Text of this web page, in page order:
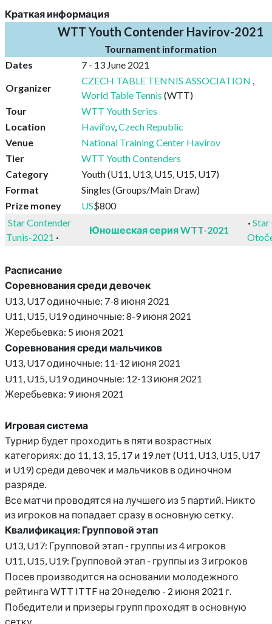
Краткая информация
WTT Youth Contender Havirov-2021
Tournament information
Dates
7 - 13 June 2021
Organizer
CZECH TABLE TENNIS ASSOCIATION ,
World Table Tennis (WTT)
Tour
WTT Youth Series
Location
Havířov,Czech Republic
Venue
National Training Center Havirov
Tier
WTT Youth Contenders
Category
Youth (U11, U13, U15, U15, U17)
Format
Singles (Groups/Main Draw)
Prize money
US$800
Star Contender
Tunis-2021 ·
Юношеская серия WTT-2021
· Star
Расписание
Соревнования среди девочек
U13, U17 одиночные: 7-8 июня 2021
U11, U15, U19 одиночные: 8-9 июня 2021
Жеребьевка: 5 июня 2021
Соревнования среди мальчиков
U13, U17 одиночные: 11-12 июня 2021
U11, U15, U19 одиночные: 12-13 июня 2021
Жеребьевка: 9 июня 2021
Игровая система
Турнир будет проходить в пяти возрастных
категориях: до 11, 13, 15, 17 и 19 лет (U11, U13, U15, U17
и U19) среди девочек и мальчиков в одиночном
разряде.
Все матчи проводятся на лучшего из 5 партий. Никто
из игроков на попадает сразу в основную сетку.
Квалификация: Групповой этап
U13, U17: Групповой этап - группы из 4 игроков
U11, U15, U19: Групповой этап - группы из 3 игроков
Посев производится на основании молодежного
рейтинга WTT ITTF на 20 неделю - 2 июня 2021 г.
Победители и призеры групп проходят в основную
сетку.